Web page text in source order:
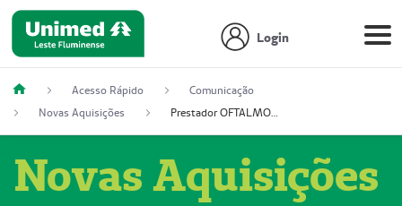
Login
Acesso Rápido
Comunicação
Novas Aquisições
Prestador OFTALMOCLÍNICA SÃO GONÇALO (55004164-2)
Novas Aquisições